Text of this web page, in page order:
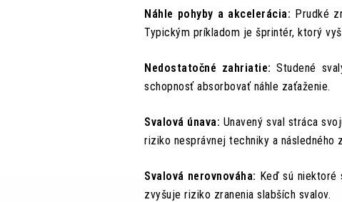
Náhle pohyby a akcelerácia: Prudké
Typickým príkladom je šprintér, ktorý
Nedostatočné zahriatie: Studené
schopnosť absorbovať náhle zaťaženie.
Svalová únava: Unavený sval stráca
riziko nesprávnej techniky a následného
Svalová nerovnováha: Keď sú niektoré
zvyšuje riziko zranenia slabších svalov.